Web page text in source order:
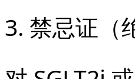
3. 禁忌证（